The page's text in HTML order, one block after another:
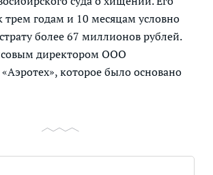
трем годам и 10 месяцам условно
более 67 миллионов рублей.
директором ООО
которое было основано